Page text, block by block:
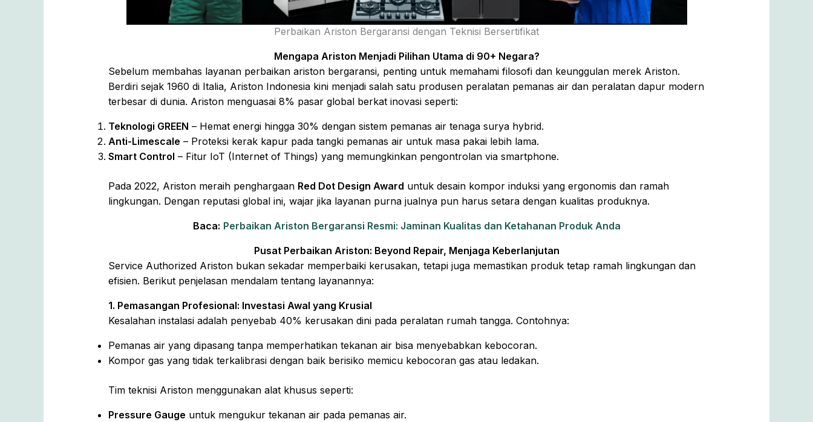
Perbaikan Ariston Bergaransi dengan Teknisi Bersertifikat
Mengapa Ariston Menjadi Pilihan Utama di 90+ Negara?
Sebelum membahas layanan perbaikan ariston bergaransi, penting untuk memahami filosofi dan keunggulan merek Ariston.
Berdiri sejak 1960 di Italia, Ariston Indonesia kini menjadi salah satu produsen peralatan pemanas air dan peralatan dapur modern
terbesar di dunia. Ariston menguasai 8% pasar global berkat inovasi seperti:
Teknologi GREEN – Hemat energi hingga 30% dengan sistem pemanas air tenaga surya hybrid.
Anti-Limescale – Proteksi kerak kapur pada tangki pemanas air untuk masa pakai lebih lama.
Smart Control – Fitur IoT (Internet of Things) yang memungkinkan pengontrolan via smartphone.
Pada 2022, Ariston meraih penghargaan Red Dot Design Award untuk desain kompor induksi yang ergonomis dan ramah
lingkungan. Dengan reputasi global ini, wajar jika layanan purna jualnya pun harus setara dengan kualitas produknya.
Baca: Perbaikan Ariston Bergaransi Resmi: Jaminan Kualitas dan Ketahanan Produk Anda
Pusat Perbaikan Ariston: Beyond Repair, Menjaga Keberlanjutan
Service Authorized Ariston bukan sekadar memperbaiki kerusakan, tetapi juga memastikan produk tetap ramah lingkungan dan
efisien. Berikut penjelasan mendalam tentang layanannya:
1. Pemasangan Profesional: Investasi Awal yang Krusial
Kesalahan instalasi adalah penyebab 40% kerusakan dini pada peralatan rumah tangga. Contohnya:
Pemanas air yang dipasang tanpa memperhatikan tekanan air bisa menyebabkan kebocoran.
Kompor gas yang tidak terkalibrasi dengan baik berisiko memicu kebocoran gas atau ledakan.
Tim teknisi Ariston menggunakan alat khusus seperti:
Pressure Gauge untuk mengukur tekanan air pada pemanas air.